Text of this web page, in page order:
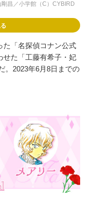
昌／小学館（C）CYBIRD
た「名探偵コナン公式
せた「工藤有希子・妃
。2023年6月8日までの